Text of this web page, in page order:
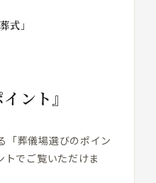
式」
ント』
「葬儀場選びのポイン
トでご覧いただけま